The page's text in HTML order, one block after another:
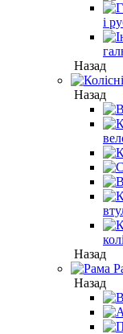
і
Назад
Назад
Назад
Назад